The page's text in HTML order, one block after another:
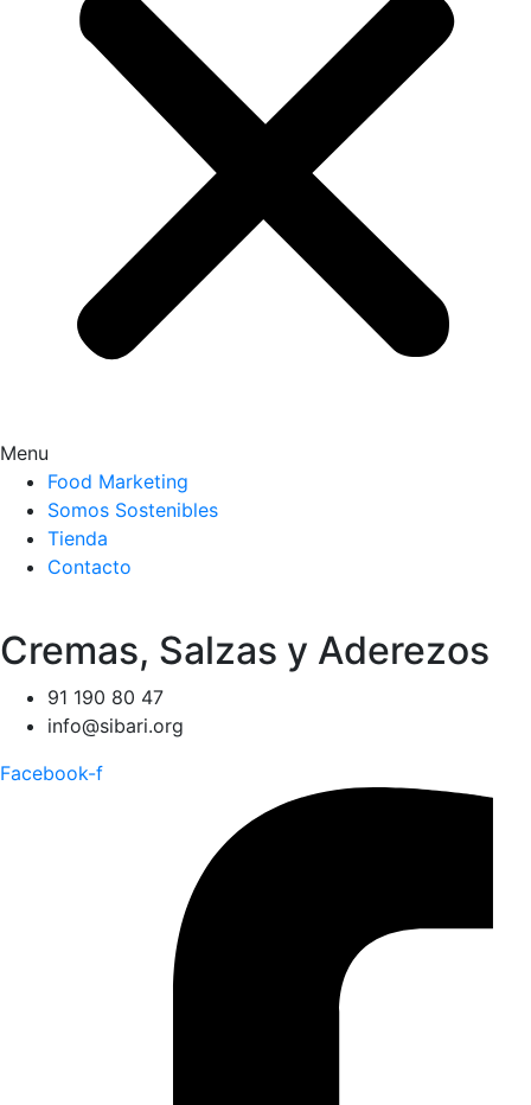
Menu
Food Marketing
Somos Sostenibles
Tienda
Contacto
Cremas, Salzas y Aderezos
91 190 80 47
info@sibari.org
Facebook-f